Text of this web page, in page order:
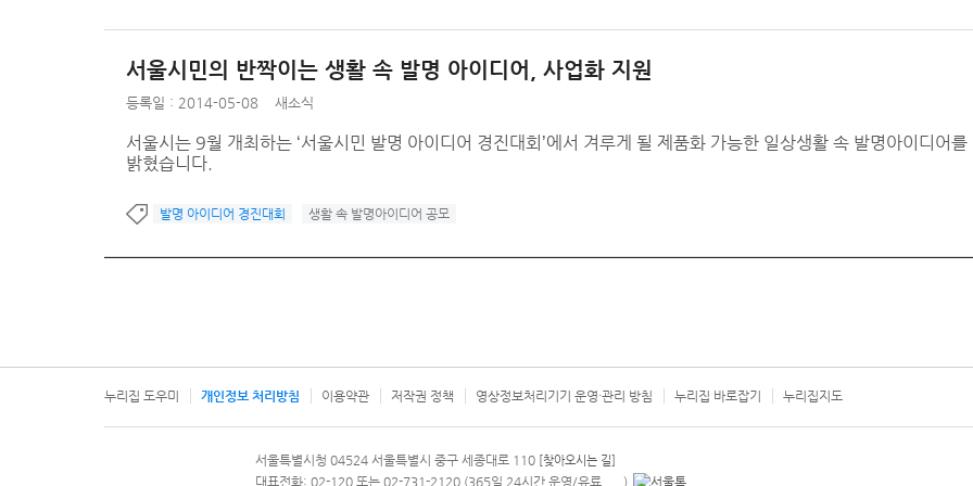
서울시민의 반짝이는 생활 속 발명 아이디어, 사업화 지원
등록일 : 2014-05-08 새소식
서울시는 9월 개최하는 ‘서울시민 발명 아이디어 경진대회’에서 겨루게 될 제품화 가능한 일상생활 속 발명아이디
밝혔습니다.
발명 아이디어 경진대회 생활 속 발명아이디어 공모
누리집 도우미 개인정보 처리방침 이용약관 저작권 정책 영상정보처리기기 운영·관리 방침 누리집 바로잡기 누리집지도
문의 전화번호 120, 120 다산콜재단
서울특별시청 04524 서울특별시 중구 세종대로 110 [찾아오시는 길]
대표전화: 02-120 또는 02-731-2120 (365일 24시간 운영/유료 )